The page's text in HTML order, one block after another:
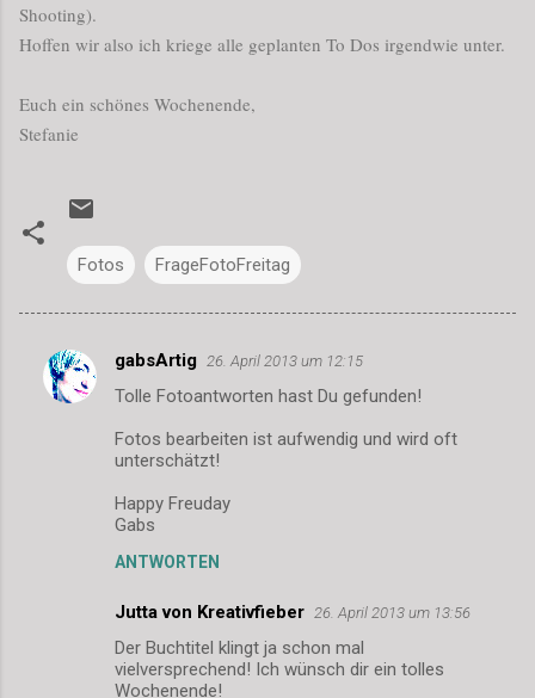
Shooting).
Hoffen wir also ich kriege alle geplanten To Dos irgendwie unter.
Euch ein schönes Wochenende,
Stefanie
Fotos FrageFotoFreitag
K
o
gabsArtig 26. April 2013 um 12:15
Tolle Fotoantworten hast Du gefunden!
Fotos bearbeiten ist aufwendig und wird oft
unterschätzt!
Happy Freuday
Gabs
ANTWORTEN
Jutta von Kreativfieber 26. April 2013 um 13:56
Der Buchtitel klingt ja schon mal
vielversprechend! Ich wünsch dir ein tolles
Wochenende!